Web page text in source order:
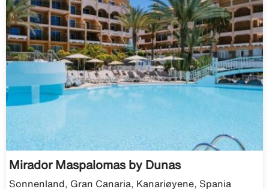
Mirador Maspalomas by Dunas
Sonnenland, Gran Canaria, Kanariøyene, Spania